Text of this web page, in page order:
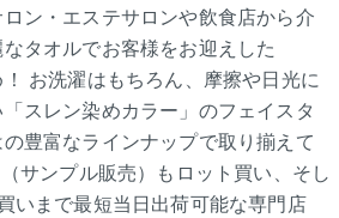
ン・エステサロンや飲食店から介
タオルでお客様をお迎えした
お洗濯はもちろん、摩擦や日光に
スレン染めカラー」のフェイスタ
豊富なラインナップで取り揃えて
サンプル販売）もロット買い、そし
いまで最短当日出荷可能な専門店